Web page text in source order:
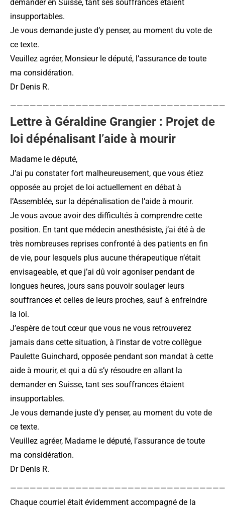
demander en Suisse, tant ses souffrances étaient
insupportables.
Je vous demande juste d’y penser, au moment du vote de
ce texte.
Veuillez agréer, Monsieur le député, l’assurance de toute
ma considération.
Dr Denis R.
Lettre à Géraldine Grangier : Projet de
loi dépénalisant l’aide à mourir
Madame le député,
J’ai pu constater fort malheureusement, que vous étiez
opposée au projet de loi actuellement en débat à
l’Assemblée, sur la dépénalisation de l’aide à mourir.
Je vous avoue avoir des difficultés à comprendre cette
position. En tant que médecin anesthésiste, j’ai été à de
très nombreuses reprises confronté à des patients en fin
de vie, pour lesquels plus aucune thérapeutique n’était
envisageable, et que j’ai dû voir agoniser pendant de
longues heures, jours sans pouvoir soulager leurs
souffrances et celles de leurs proches, sauf à enfreindre
la loi.
J’espère de tout cœur que vous ne vous retrouverez
jamais dans cette situation, à l’instar de votre collègue
Paulette Guinchard, opposée pendant son mandat à cette
aide à mourir, et qui a dû s’y résoudre en allant la
demander en Suisse, tant ses souffrances étaient
insupportables.
Je vous demande juste d’y penser, au moment du vote de
ce texte.
Veuillez agréer, Madame le député, l’assurance de toute
ma considération.
Dr Denis R.
Chaque courriel était évidemment accompagné de la